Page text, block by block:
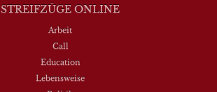
STREIFZÜGE ONLINE
Arbeit
Call
Education
Lebensweise